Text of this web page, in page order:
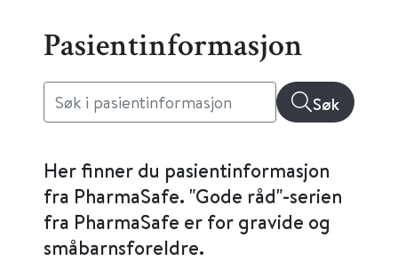
Pasientinformasjon
Søk
Her finner du pasientinformasjon
fra PharmaSafe. "Gode råd"-serien
fra PharmaSafe er for gravide og
småbarnsforeldre.